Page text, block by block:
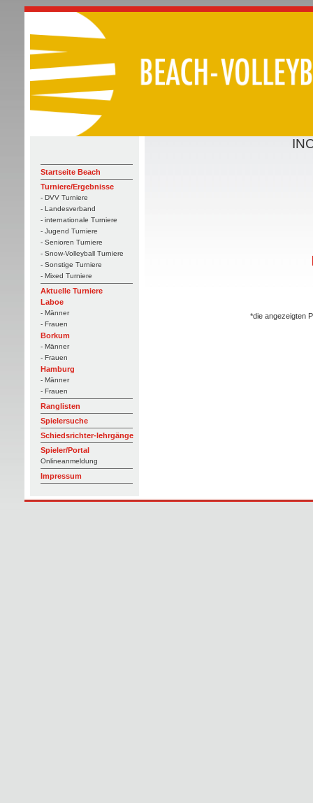
Startseite Beach
Turniere/Ergebnisse
- DVV Turniere
- Landesverband
- internationale Turniere
- Jugend Turniere
- Senioren Turniere
- Snow-Volleyball Turniere
- Sonstige Turniere
- Mixed Turniere
Aktuelle Turniere
Laboe
- Männer
- Frauen
Borkum
- Männer
- Frauen
Hamburg
- Männer
- Frauen
Ranglisten
Spielersuche
Schiedsrichter-lehrgänge
Spieler/Portal
Onlineanmeldung
Impressum
*die angezeigten